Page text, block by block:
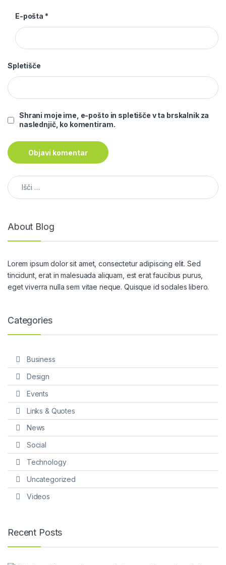
E-pošta *
Spletišče
Shrani moje ime, e-pošto in spletišče v ta brskalnik za
naslednjič, ko komentiram.
Išči:
About Blog
Lorem ipsum dolor sit amet, consectetur adipiscing elit. Sed
tincidunt, erat in malesuada aliquam, est erat faucibus purus,
eget viverra nulla sem vitae neque. Quisque id sodales libero.
Categories
Business
Design
Events
Links & Quotes
News
Social
Technology
Uncategorized
Videos
Recent Posts